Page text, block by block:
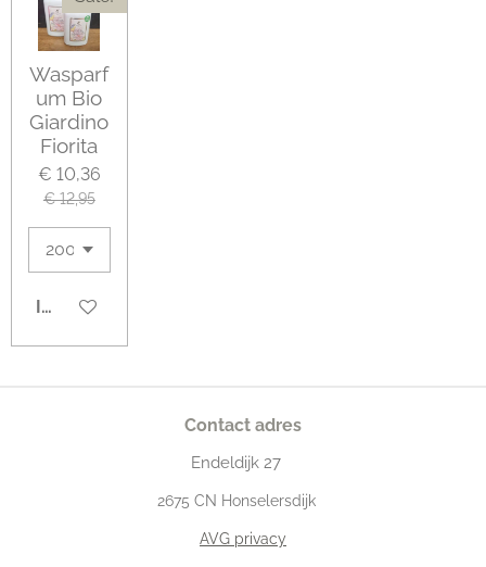
Wasparf
um Bio
Giardino
Fiorita
€ 10,36
€ 12,95
IN WINKELWAGEN
Contact adres
Endeldijk 27
2675 CN Honselersdijk
AVG privacy